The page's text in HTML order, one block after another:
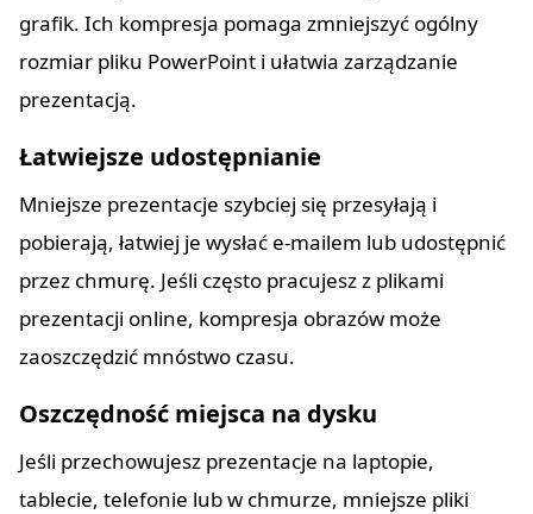
grafik. Ich kompresja pomaga zmniejszyć ogólny
rozmiar pliku PowerPoint i ułatwia zarządzanie
prezentacją.
Łatwiejsze udostępnianie
Mniejsze prezentacje szybciej się przesyłają i
pobierają, łatwiej je wysłać e-mailem lub udostępnić
przez chmurę. Jeśli często pracujesz z plikami
prezentacji online, kompresja obrazów może
zaoszczędzić mnóstwo czasu.
Oszczędność miejsca na dysku
Jeśli przechowujesz prezentacje na laptopie,
tablecie, telefonie lub w chmurze, mniejsze pliki